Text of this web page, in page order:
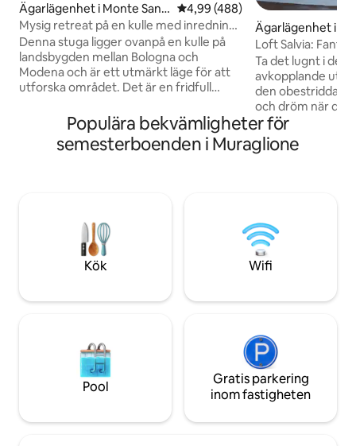
Ägarlägenhet i Monte San P
ietro
4,99 av 5 i genomsnittligt
4,99 (488)
Mysig retreat på en kulle med inredning
från mitten av århundradet, fullt
luftkonditionerad
Denna stuga ligger ovanpå en kulle på
landsbygden mellan Bologna och
Modena och är ett utmärkt läge för att
utforska området. Det är en fridfull
bekvämligheten med att ha utmärkta
lokala restauranger (och vinmakare) i
närheten. Huset, inrett med design och
området. Tack för att du läste detta!
Ägarlägenhet i
o
Loft Salvia:
avkoppling i
Ta det lugnt i
avkopplande
den obestridda
och dröm när du
promenera i
av lavendel. Varje
plats har
ut. I samma
finns en ANDRA
Populära bekvämligheter för
semesterboenden i Muraglione
Kök Wifi
Pool
Gratis parkering
inom fastigheten